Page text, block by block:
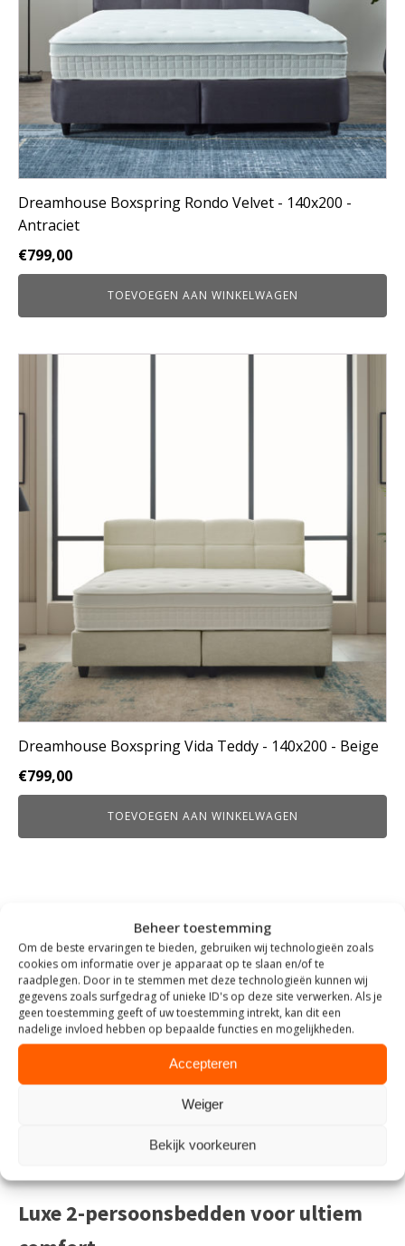
Beheer toestemming
Om de beste ervaringen te bieden, gebruiken wij technologieën zoals
cookies om informatie over je apparaat op te slaan en/of te
raadplegen. Door in te stemmen met deze technologieën kunnen wij
gegevens zoals surfgedrag of unieke ID's op deze site verwerken. Als je
geen toestemming geeft of uw toestemming intrekt, kan dit een
nadelige invloed hebben op bepaalde functies en mogelijkheden.
Accepteren
Weiger
Bekijk voorkeuren
Dreamhouse Boxspring Rondo Velvet - 140x200 -
Antraciet
€799,00
TOEVOEGEN AAN WINKELWAGEN
Dreamhouse Boxspring Vida Teddy - 140x200 - Beige
€799,00
TOEVOEGEN AAN WINKELWAGEN
2-persoonsbedden voor elke
slaapkamerstijl
Bij Het Steigerhouthuis vind je een ruim aanbod aan2-
persoonsbeddenin verschillende stijlen en materialen. Van
strakke stalen bedframes tot warme houten modellen enluxe
. Zo creëer je eenvoudig een
helemaal past bij jouw smaak. Onze bedden zijn niet alleen
mooi om te zien, maar ook ontworpen voor jarenlang
centraal. En het fijne is: je bestelt jouw bed gewoon online met
Luxe 2-persoonsbedden voor ultiem